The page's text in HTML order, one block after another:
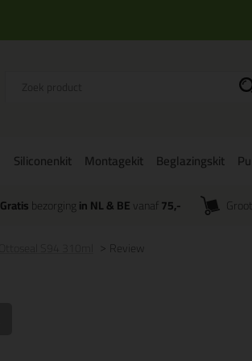
Siliconenkit Montagekit Beglazingskit
Gratisbezorgingin NL & BEvanaf 75,-
Review